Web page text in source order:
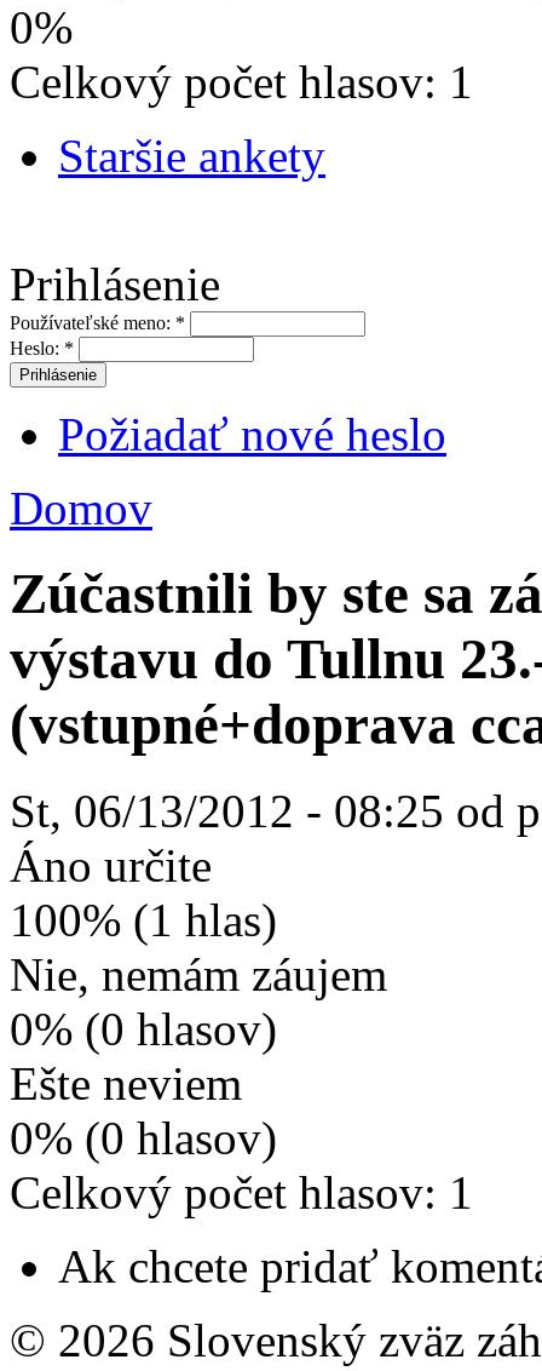
0%
Celkový počet hlasov: 1
Staršie ankety
Prihlásenie
Používateľské meno: *
Heslo: *
Požiadať nové heslo
Domov
Zúčastnili by ste sa
výstavu do Tullnu
(vstupné+doprava
St, 06/13/2012 - 08:25 od
Áno určite
100% (1 hlas)
Nie, nemám záujem
0% (0 hlasov)
Ešte neviem
0% (0 hlasov)
Celkový počet hlasov: 1
Ak chcete pridať
© 2026 Slovenský zväz